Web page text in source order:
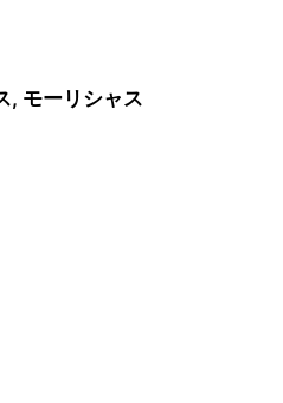
, モーリシャス